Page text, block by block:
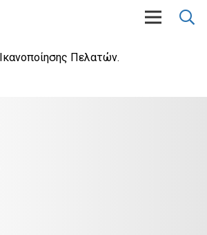
Ικανοποίησης Πελατών.